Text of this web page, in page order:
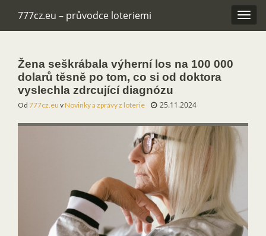
777cz.eu – průvodce loteriemi
Žena seškrábala výherní los na 100 000
dolarů těsně po tom, co si od doktora
vyslechla zdrcující diagnózu
Od 777cz.eu vNovinky a zprávy z loterie 25.11.2024